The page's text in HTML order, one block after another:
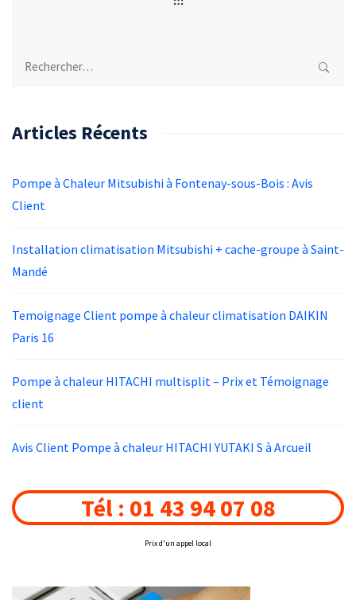
Rechercher :
Articles Récents
Pompe à Chaleur Mitsubishi à Fontenay-sous-Bois : Avis
Client
Installation climatisation Mitsubishi + cache-groupe à Saint-
Mandé
Temoignage Client pompe à chaleur climatisation DAIKIN
Paris 16
Pompe à chaleur HITACHI multisplit – Prix et Témoignage
client
Avis Client Pompe à chaleur HITACHI YUTAKI S à Arcueil
Tél : 01 43 94 07 08
Prix d'un appel local